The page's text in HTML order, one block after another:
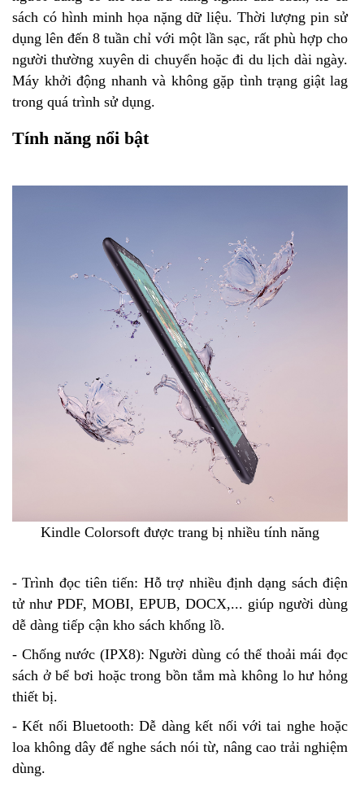
sách có hình minh họa nặng dữ liệu. Thời lượng pin sử
dụng lên đến 8 tuần chỉ với một lần sạc, rất phù hợp cho
người thường xuyên di chuyển hoặc đi du lịch dài ngày.
Máy khởi động nhanh và không gặp tình trạng giật lag
trong quá trình sử dụng.
Tính năng nổi bật
Kindle Colorsoft được trang bị nhiều tính năng
- Trình đọc tiên tiến: Hỗ trợ nhiều định dạng sách điện
tử như PDF, MOBI, EPUB, DOCX,... giúp người dùng
dễ dàng tiếp cận kho sách khổng lồ.
- Chống nước (IPX8): Người dùng có thể thoải mái đọc
sách ở bể bơi hoặc trong bồn tắm mà không lo hư hỏng
thiết bị.
- Kết nối Bluetooth: Dễ dàng kết nối với tai nghe hoặc
loa không dây để nghe sách nói từ, nâng cao trải nghiệm
dùng.